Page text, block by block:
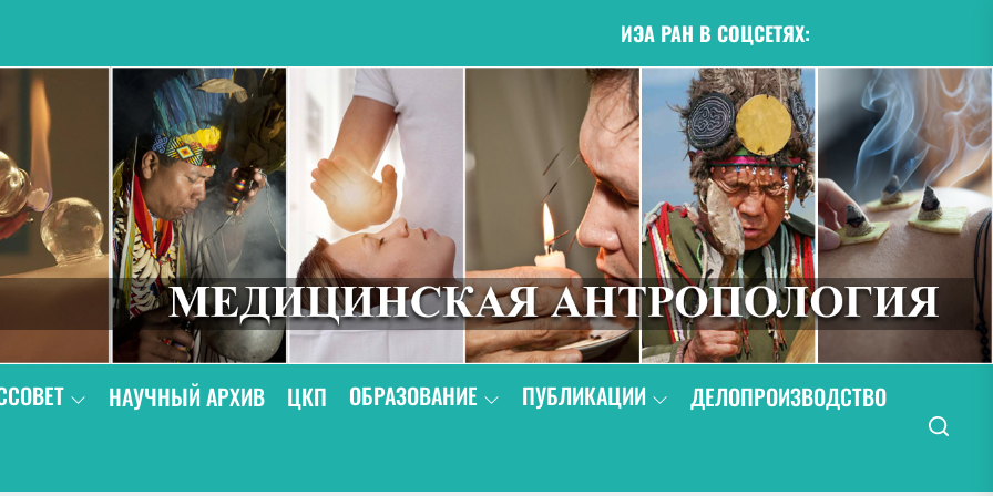
ИЭА РАН В СОЦСЕТЯХ:
НАУЧНЫЙ АРХИВ ЦКП ОБРАЗОВАНИЕ ПУБЛИКАЦИИ
ДЕЛОПРОИЗВОДСТВО